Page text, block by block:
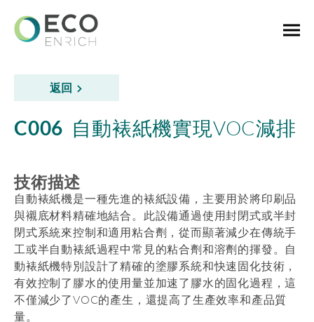
返回
C006 自動裱紙機實現VOC減排
技術描述
自動裱紙機是一種先進的裱紙設備，主要用於將印刷品
與襯底材料精確地結合。此設備通過使用封閉式或半封
閉式系統來控制和適用粘合劑，從而顯著減少在傳統手
工或半自動裱紙過程中常見的粘合劑和溶劑的揮發。自
動裱紙機特別設計了精確的塗膠系統和快速固化技術，
有效控制了膠水的使用量並加速了膠水的固化過程，這
不僅減少了VOC的產生，還提高了生產效率和產品質
量。